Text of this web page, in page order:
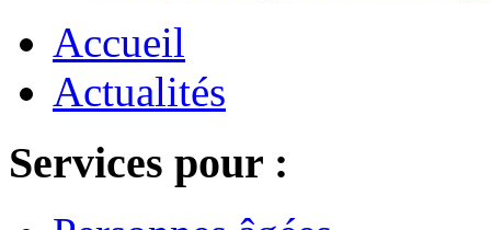
Accueil
Actualités
Services pour :